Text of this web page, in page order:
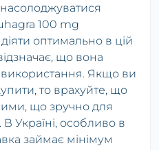
100 mg
оптимально в цій
що вона
використання. Якщо ви
то врахуйте, що
що зручно для
Україні, особливо в
займає мінімум